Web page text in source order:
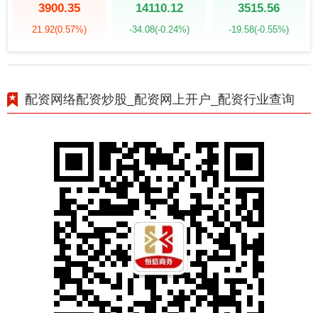
3900.35
21.92(0.57%)
14110.12
-34.08(-0.24%)
3515.56
-19.58(-0.55%)
配资网络配资炒股_配资网上开户_配资行业查询